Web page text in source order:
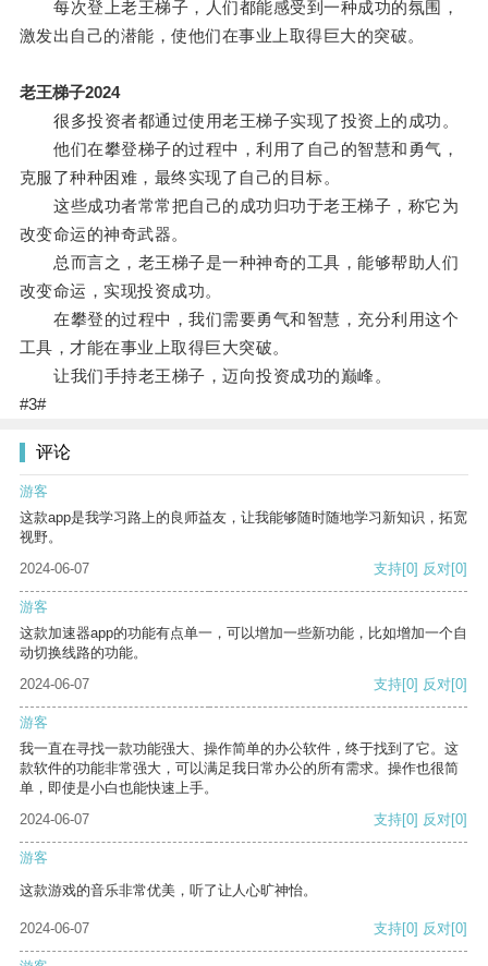
每次登上老王梯子，人们都能感受到一种成功的氛围，
激发出自己的潜能，使他们在事业上取得巨大的突破。
老王梯子2024
很多投资者都通过使用老王梯子实现了投资上的成功。
他们在攀登梯子的过程中，利用了自己的智慧和勇气，
克服了种种困难，最终实现了自己的目标。
这些成功者常常把自己的成功归功于老王梯子，称它为
改变命运的神奇武器。
总而言之，老王梯子是一种神奇的工具，能够帮助人们
改变命运，实现投资成功。
在攀登的过程中，我们需要勇气和智慧，充分利用这个
工具，才能在事业上取得巨大突破。
让我们手持老王梯子，迈向投资成功的巅峰。
#3#
评论
游客
这款app是我学习路上的良师益友，让我能够随时随地学习新知识，拓宽
视野。
2024-06-07
支持[0] 反对[0]
游客
这款加速器app的功能有点单一，可以增加一些新功能，比如增加一个自
动切换线路的功能。
2024-06-07
支持[0] 反对[0]
游客
我一直在寻找一款功能强大、操作简单的办公软件，终于找到了它。这
款软件的功能非常强大，可以满足我日常办公的所有需求。操作也很简
单，即使是小白也能快速上手。
2024-06-07
支持[0] 反对[0]
游客
这款游戏的音乐非常优美，听了让人心旷神怡。
2024-06-07 支持[0] 反对[0]